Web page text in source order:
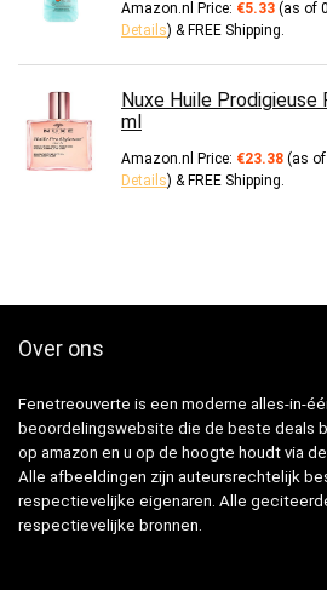
Amazon.nl Price: €5.33 (as of
Details) &FREE Shipping.
Nuxe Huile Prodigieuse
ml
Amazon.nl Price: €23.38 (as
Details) &FREE Shipping.
Over ons
Fenetreouverte is een moderne alles-in-
beoordelingswebsite die de beste deals
op amazon en u op de hoogte houdt via
Alle afbeeldingen zijn auteursrechtelijk
respectievelijke eigenaren. Alle
respectievelijke bronnen.